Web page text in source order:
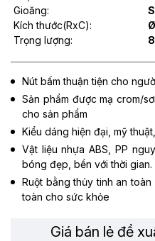
Gioăng:
Kích thước(RxC):
Trọng lượng:
Nút bấm thuận tiện cho
Sản phẩm được mạ crom/
cho sản phẩm
Kiểu dáng hiện đại, mỹ
Vật liệu nhựa ABS, PP
bóng đẹp, bền với thời gian.
Ruột bằng thủy tinh an
toàn cho sức khỏe
Giá bán lẻ đề